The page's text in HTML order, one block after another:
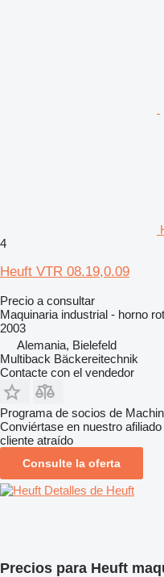
4
Heuft VTR 08.19,0.09
Precio a consultar
Maquinaria industrial - horno
2003
Alemania, Bielefeld
Multiback Bäckereitechnik
Contacte con el vendedor
Programa de socios de
Conviértase en nuestro
cliente atraído
Consulte la oferta
Detalles de Heuft
Precios para Heuft